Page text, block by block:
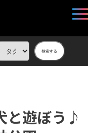
検索する
と遊ぼう♪